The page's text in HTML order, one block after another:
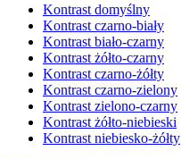
Kontrast domyślny
Kontrast czarno-biały
Kontrast biało-czarny
Kontrast żółto-czarny
Kontrast czarno-żółty
Kontrast czarno-zielony
Kontrast zielono-czarny
Kontrast żółto-niebieski
Kontrast niebiesko-żółty